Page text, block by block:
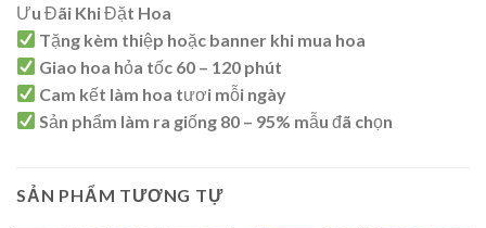
Ưu Đãi Khi Đặt Hoa
Tặng kèm thiệp hoặc banner khi mua hoa
Giao hoa hỏa tốc 60 – 120 phút
Cam kết làm hoa tươi mỗi ngày
Sản phẩm làm ra giống 80 – 95% mẫu đã chọn
SẢN PHẨM TƯƠNG TỰ